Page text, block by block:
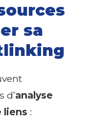
sa
d’analyse
liens :